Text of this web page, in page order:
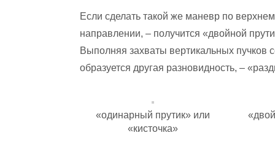
Если сделать такой же маневр по
направлении, – получится «двойной
Выполняя захваты вертикальных пучков
образуется другая разновидность, –
«одинарный прутик» или
«кисточка»